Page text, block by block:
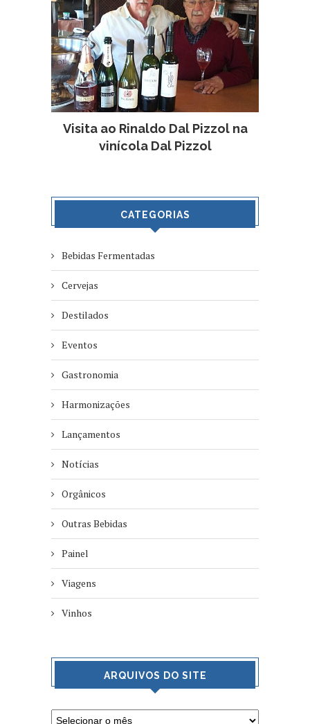
Visita ao Rinaldo Dal Pizzol na
vinícola Dal Pizzol
CATEGORIAS
Bebidas Fermentadas
Cervejas
Destilados
Eventos
Gastronomia
Harmonizações
Lançamentos
Notícias
Orgânicos
Outras Bebidas
Painel
Viagens
Vinhos
ARQUIVOS DO SITE